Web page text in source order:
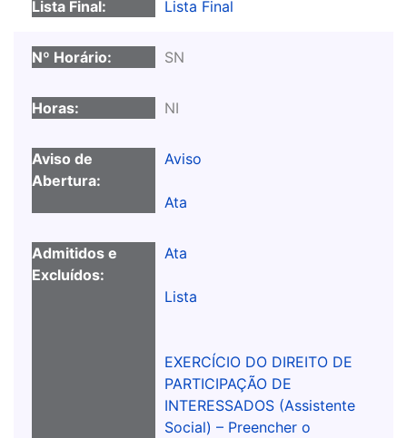
Lista Final
SN
NI
Aviso
Ata
Ata
Lista
EXERCÍCIO DO DIREITO DE
PARTICIPAÇÃO DE
INTERESSADOS (Assistente
Social) – Preencher o